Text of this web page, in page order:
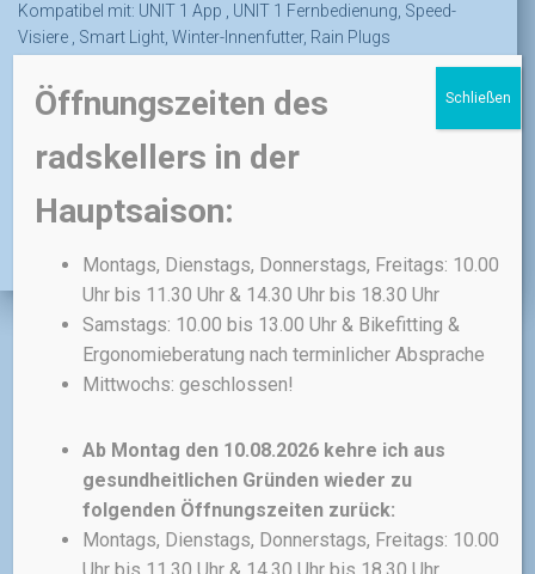
Kompatibel mit: UNIT 1 App , UNIT 1 Fernbedienung, Speed-
Visiere , Smart Light, Winter-Innenfutter, Rain Plugs
Lieferumfang: Neon Smart Helm inkl. USB-C Ladekabel
Größe:
S – 52–55 cm, M – 55–59,5 cm, L – 59,5–62 cm
Ähnliche Produkte
Öffnungszeiten des
radskellers in der
Hauptsaison:
Montags, Dienstags, Donnerstags, Freitags: 10.00
Uhr bis 11.30 Uhr & 14.30 Uhr bis 18.30 Uhr
Samstags: 10.00 bis 13.00 Uhr & Bikefitting &
Ergonomieberatung nach terminlicher Absprache
Mittwochs: geschlossen!
Ab Montag den 10.08.2026 kehre ich aus
gesundheitlichen Gründen wieder zu
folgenden Öffnungszeiten zurück:
Montags, Dienstags, Donnerstags, Freitags: 10.00
Uhr bis 11.30 Uhr & 14.30 Uhr bis 18.30 Uhr
Schließen